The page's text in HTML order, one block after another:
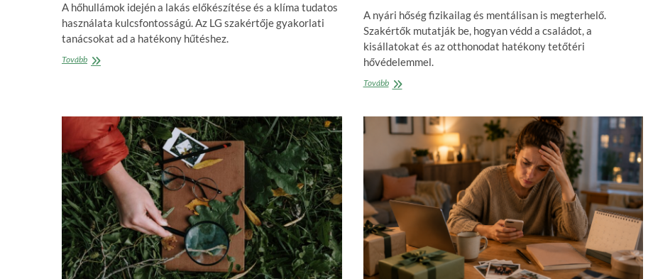
A hőhullámok idején a lakás előkészítése és a klíma tudatos
használata kulcsfontosságú. Az LG szakértője gyakorlati
tanácsokat ad a hatékony hűtéshez.
TovábbIsmét
készítsd
otthonod
38-
40
fokos
melegre
A nyári hőség fizikailag és mentálisan is megterhelő.
Szakértők mutatják be, hogyan védd a családot, a
kisállatokat és az otthonodat hatékony tetőtéri
hővédelemmel.
TovábbVédjük
legfontosabbakat